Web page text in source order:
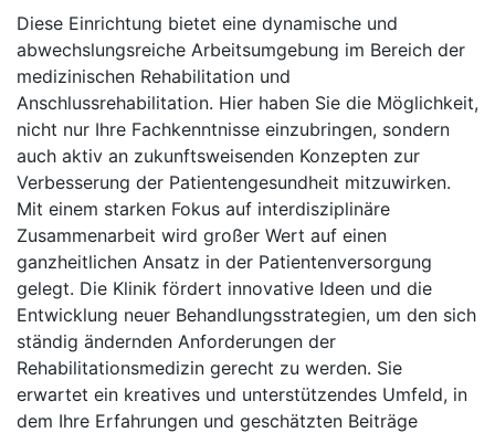
Diese Einrichtung bietet eine dynamische und
abwechslungsreiche Arbeitsumgebung im Bereich der
medizinischen Rehabilitation und
Anschlussrehabilitation. Hier haben Sie die Möglichkeit,
nicht nur Ihre Fachkenntnisse einzubringen, sondern
auch aktiv an zukunftsweisenden Konzepten zur
Verbesserung der Patientengesundheit mitzuwirken.
Mit einem starken Fokus auf interdisziplinäre
Zusammenarbeit wird großer Wert auf einen
ganzheitlichen Ansatz in der Patientenversorgung
gelegt. Die Klinik fördert innovative Ideen und die
Entwicklung neuer Behandlungsstrategien, um den sich
ständig ändernden Anforderungen der
Rehabilitationsmedizin gerecht zu werden. Sie
erwartet ein kreatives und unterstützendes Umfeld, in
dem Ihre Erfahrungen und geschätzten Beiträge